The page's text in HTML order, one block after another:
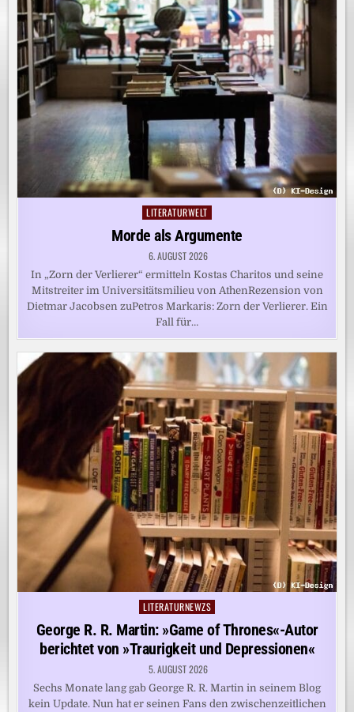
Posted
in
LITERATURWELT
Morde als Argumente
6. AUGUST 2026
In „Zorn der Verlierer“ ermitteln Kostas Charitos und seine
Mitstreiter im Universitätsmilieu von AthenRezension von
Dietmar Jacobsen zuPetros Markaris: Zorn der Verlierer. Ein
Fall für…
Posted
in
LITERATURNEWZS
George R. R. Martin: »Game of Thrones«-Autor
berichtet von »Traurigkeit und Depressionen«
5. AUGUST 2026
Sechs Monate lang gab George R. R. Martin in seinem Blog
kein Update. Nun hat er seinen Fans den zwischenzeitlichen